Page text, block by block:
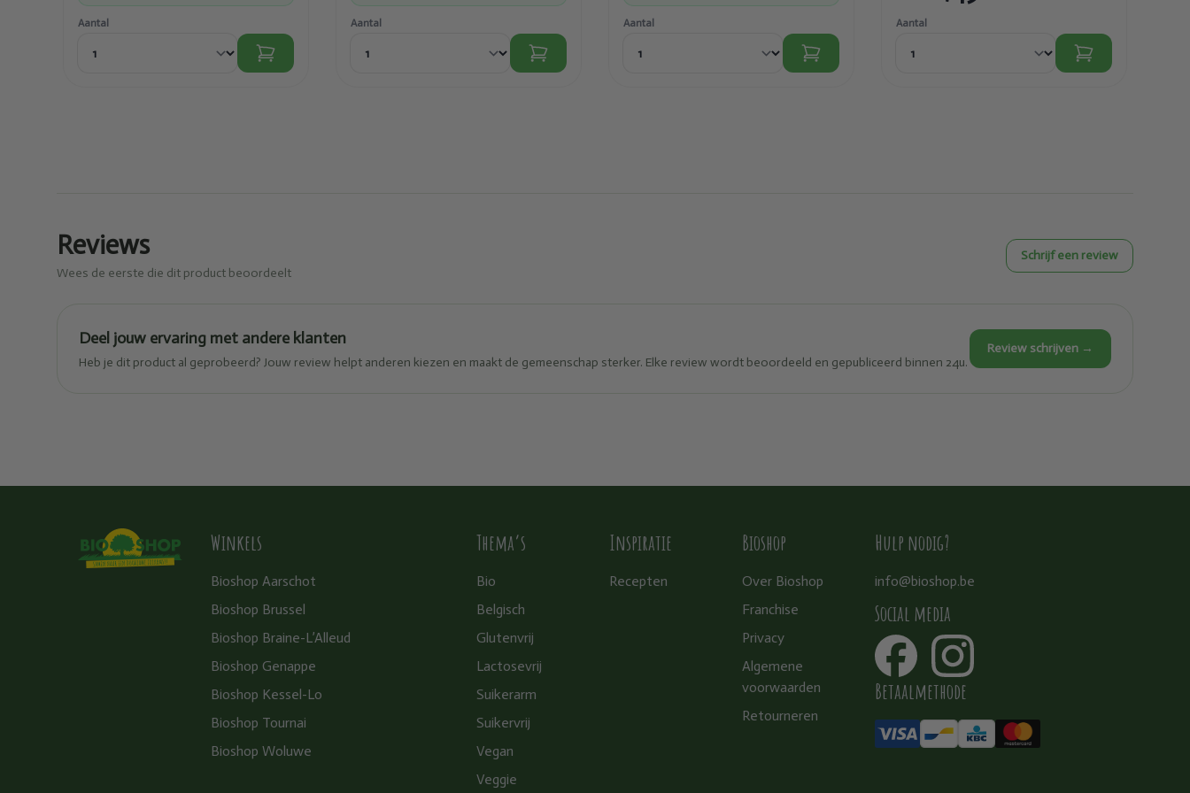
Aantal Aantal Aantal Aantal
Reviews
Wees de eerste die dit product beoordeelt
Schrijf een review
Deel jouw ervaring met andere klanten
Heb je dit product al geprobeerd? Jouw review helpt anderen kiezen en maakt de gemeenschap sterker. Elke review wordt beoordeeld en gepubliceerd binnen 24u.
Review schrijven →
Winkels
Bioshop Aarschot
Bioshop Brussel
Bioshop Braine-L’Alleud
Bioshop Genappe
Bioshop Kessel-Lo
Bioshop Tournai
Bioshop Woluwe
Thema’s
Bio
Belgisch
Glutenvrij
Lactosevrij
Suikerarm
Suikervrij
Vegan
Veggie
Inspiratie
Recepten
Bioshop
Over Bioshop
Franchise
Privacy
Algemene
voorwaarden
Retourneren
Hulp nodig?
info@bioshop.be
Social media
Betaalmethode